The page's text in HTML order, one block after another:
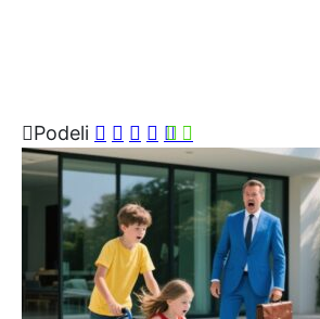
Podeli